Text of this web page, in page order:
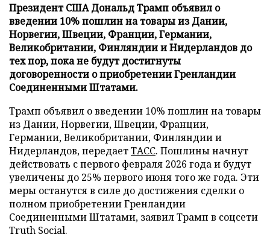
Президент США Дональд Трамп объявил о
введении 10% пошлин на товары из Дании,
Норвегии, Швеции, Франции, Германии,
Великобритании, Финляндии и Нидерландов до
тех пор, пока не будут достигнуты
договоренности о приобретении Гренландии
Соединенными Штатами.
Трамп объявил о введении 10% пошлин на товары
из Дании, Норвегии, Швеции, Франции,
Германии, Великобритании, Финляндии и
Нидерландов, передаетТАСС. Пошлины начнут
действовать с первого февраля 2026 года и будут
увеличены до 25% первого июня того же года. Эти
меры останутся в силе до достижения сделки о
полном приобретении Гренландии
Соединенными Штатами, заявил Трамп в соцсети
Truth Social.